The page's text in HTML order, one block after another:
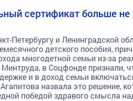
сертификат больше не
Петербургу и Ленинградской
детского пособия,
многодетной семьи из-за
в Соцфонде признали,
и в доход семьи
назвала это решение,
победой здравого смысла